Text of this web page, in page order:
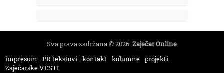
Sva prava zadržana © 2026.Zaječar Online
impresum
PR tekstovi kontakt kolumne projekti
Zaječarske VESTI